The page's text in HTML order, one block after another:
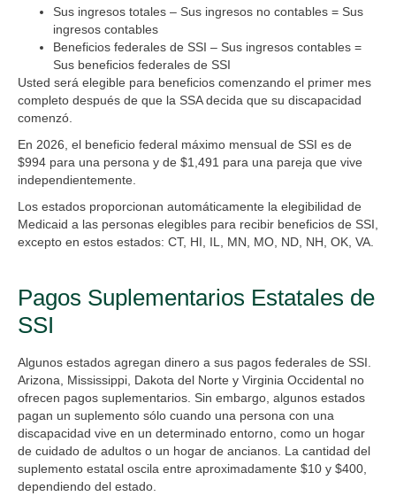
Sus ingresos totales – Sus ingresos no contables = Sus
ingresos contables
Beneficios federales de SSI – Sus ingresos contables =
Sus beneficios federales de SSI
Usted será elegible para beneficios comenzando el primer mes
completo después de que la SSA decida que su discapacidad
comenzó.
En 2026, el beneficio federal máximo mensual de SSI es de
$994 para una persona y de $1,491 para una pareja que vive
independientemente.
Los estados proporcionan automáticamente la elegibilidad de
Medicaid a las personas elegibles para recibir beneficios de SSI,
excepto en estos estados: CT, HI, IL, MN, MO, ND, NH, OK, VA.
Pagos Suplementarios Estatales de
SSI
Algunos estados agregan dinero a sus pagos federales de SSI.
Arizona, Mississippi, Dakota del Norte y Virginia Occidental no
ofrecen pagos suplementarios. Sin embargo, algunos estados
pagan un suplemento sólo cuando una persona con una
discapacidad vive en un determinado entorno, como un hogar
de cuidado de adultos o un hogar de ancianos. La cantidad del
suplemento estatal oscila entre aproximadamente $10 y $400,
dependiendo del estado.